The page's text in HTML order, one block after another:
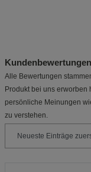
Alle Bewertungen
Produkt bei uns
persönliche Meinungen
zu verstehen.